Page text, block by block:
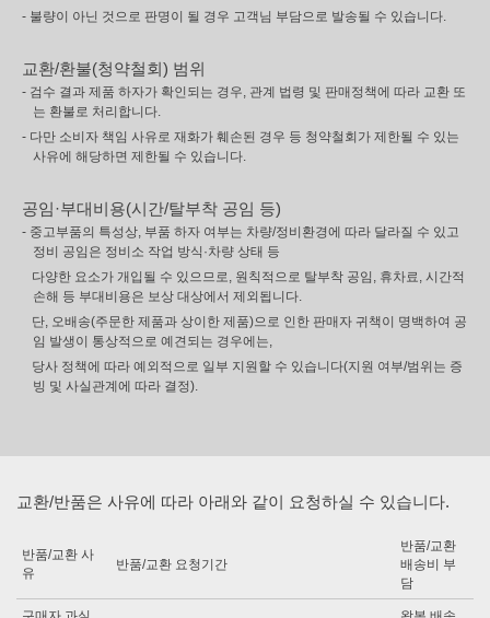
- 불량이 아닌 것으로 판명이 될 경우 고객님 부담으로 발송될 수 있습니다.
교환/환불(청약철회) 범위
- 검수 결과 제품 하자가 확인되는 경우, 관계 법령 및 판매정책에 따라 교환 또
는 환불로 처리합니다.
- 다만 소비자 책임 사유로 재화가 훼손된 경우 등 청약철회가 제한될 수 있는
사유에 해당하면 제한될 수 있습니다.
공임·부대비용(시간/탈부착 공임 등)
- 중고부품의 특성상, 부품 하자 여부는 차량/정비환경에 따라 달라질 수 있고
정비 공임은 정비소 작업 방식·차량 상태 등
다양한 요소가 개입될 수 있으므로, 원칙적으로 탈부착 공임, 휴차료, 시간적
손해 등 부대비용은 보상 대상에서 제외됩니다.
단, 오배송(주문한 제품과 상이한 제품)으로 인한 판매자 귀책이 명백하여 공
임 발생이 통상적으로 예견되는 경우에는,
당사 정책에 따라 예외적으로 일부 지원할 수 있습니다(지원 여부/범위는 증
빙 및 사실관계에 따라 결정).
교환/반품은 사유에 따라 아래와 같이 요청하실 수 있습니다.
반품/교환 사
유
반품/교환 요청기간
반품/교환
배송비 부
담